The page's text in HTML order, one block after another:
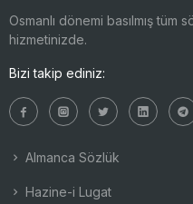
Osmanlı dönemi basılmış
hizmetinizde.
Bizi takip ediniz:
Almanca Sözlük
Hazine-i Lugat